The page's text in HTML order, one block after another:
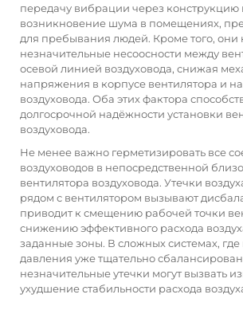
передачу вибрации через конструкцию
возникновение шума в помещениях,
для пребывания людей. Кроме того,
незначительные несоосности между
осевой линией воздуховода, снижая
напряжения в корпусе вентилятора и
воздуховода. Оба этих фактора
долгосрочной надёжности установки
воздуховода.
Не менее важно герметизировать все
воздуховодов в непосредственной
вентилятора воздуховода. Утечки
рядом с вентилятором вызывают
приводит к смещению рабочей точки
снижению эффективного расхода
заданные зоны. В сложных системах,
давления уже тщательно
незначительные утечки могут вызвать
ухудшение стабильности расхода